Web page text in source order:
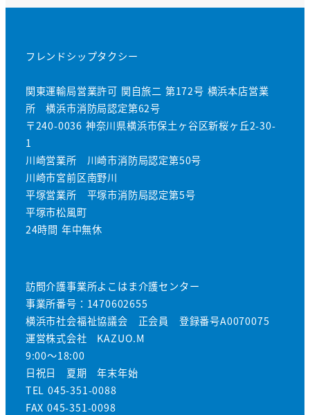
フレンドシップタクシー
関東運輸局営業許可 関自旅二 第172号 横浜本店営業
所 横浜市消防局認定第62号
〒240-0036 神奈川県横浜市保土ヶ谷区新桜ヶ丘2-30-
1
川崎営業所 川崎市消防局認定第50号
川崎市宮前区南野川
平塚営業所 平塚市消防局認定第5号
平塚市松風町
24時間 年中無休
訪問介護事業所よこはま介護センター
事業所番号：1470602655
横浜市社会福祉協議会 正会員 登録番号A0070075
運営株式会社 KAZUO.M
9:00～18:00
日祝日 夏期 年末年始
TEL 045-351-0088
FAX 045-351-0098